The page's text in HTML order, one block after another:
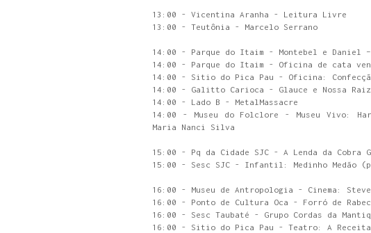
13:00 - Vicentina Aranha - Leitura Livre
13:00 - Teutônia - Marcelo Serrano
14:00 - Parque do Itaim - Montebel e Daniel
14:00 - Parque do Itaim - Oficina de cata
14:00 - Sitio do Pica Pau - Oficina:
14:00 - Galitto Carioca - Glauce e Nossa Raiz
14:00 - Lado B - MetalMassacre
14:00 - Museu do Folclore - Museu Vivo:
Maria Nanci Silva
15:00 - Pq da Cidade SJC - A Lenda da Cobra
15:00 - Sesc SJC - Infantil: Medinho Medão
16:00 - Museu de Antropologia - Cinema:
16:00 - Ponto de Cultura Oca - Forró de
16:00 - Sesc Taubaté - Grupo Cordas da
16:00 - Sitio do Pica Pau - Teatro: A Receita